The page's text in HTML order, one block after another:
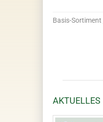
Basis-Sortiment
AKTUELLES